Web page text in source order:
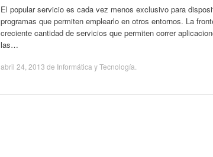
El popular servicio es cada vez menos exclusivo para
programas que permiten emplearlo en otros entornos. La
creciente cantidad de servicios que permiten correr
las…
abril 24, 2013 de Informática y Tecnología